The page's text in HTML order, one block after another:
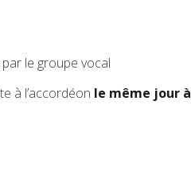
le groupe vocal
à l’accordéon le même jour à